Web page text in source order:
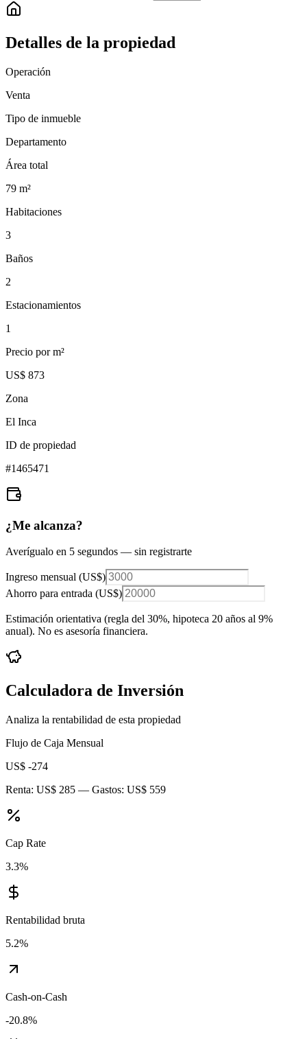
Detalles de la propiedad
Operación
Venta
Tipo de inmueble
Departamento
Área total
79 m²
Habitaciones
3
Baños
2
Estacionamientos
1
Precio por m²
US$ 873
Zona
El Inca
ID de propiedad
#1465471
¿Me alcanza?
Averígualo en 5 segundos — sin registrarte
Ingreso mensual (US$)
Ahorro para entrada (US$)
Estimación orientativa (regla del 30%, hipoteca 20 años al 9%
anual). No es asesoría financiera.
Calculadora de Inversión
Analiza la rentabilidad de esta propiedad
Flujo de Caja Mensual
US$ -274
Renta: US$ 285 — Gastos: US$ 559
Cap Rate
3.3%
Rentabilidad bruta
5.2%
Cash-on-Cash
-20.8%